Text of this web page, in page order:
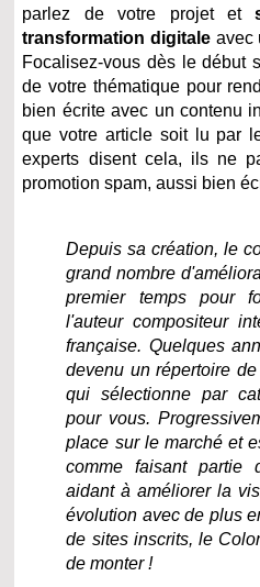
parlez de votre projet et
transformation digitale avec
Focalisez-vous dès le début
de votre thématique pour
bien écrite avec un contenu
que votre article soit lu par
experts disent cela, ils ne
promotion spam, aussi bien
Depuis sa création, le
grand nombre
premier temps pour
l'auteur compositeur
française. Quelques
devenu un répertoire
qui sélectionne par
pour vous.
place sur le marché et
comme faisant partie
aidant à améliorer la
évolution avec de plus
de sites inscrits, le
de monter !